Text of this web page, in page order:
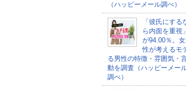
（ハッピーメール調べ）
「彼氏にする
ら内面を重視」
が94.00％。女
性が考えるモ
る男性の特徴・雰囲気・
動を調査（ハッピーメー
調べ）